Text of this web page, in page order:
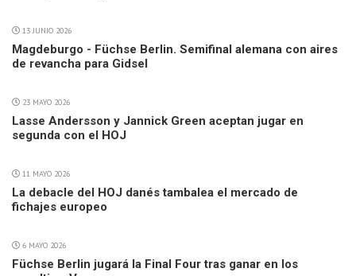
13 JUNIO 2026
Magdeburgo - Füchse Berlin. Semifinal alemana con aires
de revancha para Gidsel
23 MAYO 2026
Lasse Andersson y Jannick Green aceptan jugar en
segunda con el HOJ
11 MAYO 2026
La debacle del HOJ danés tambalea el mercado de
fichajes europeo
6 MAYO 2026
Füchse Berlin jugará la Final Four tras ganar en los